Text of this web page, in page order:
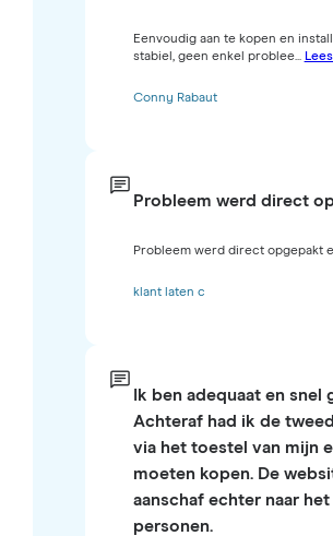
Eenvoudig aan te kopen en
stabiel, geen enkel problee...
Conny Rabaut
Probleem werd direct
Probleem werd direct opgepakt
klant laten c
Ik ben adequaat en snel
Achteraf had ik de
via het toestel van mijn
moeten kopen. De
aanschaf echter naar het
personen.